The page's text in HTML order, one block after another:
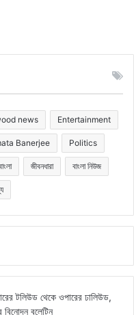
news Entertainment
Banerjee Politics
জীবনধারা বাংলা নিউজ
থেকে ওপারের ঢালিউড,
বিনোদন বুলেটিন